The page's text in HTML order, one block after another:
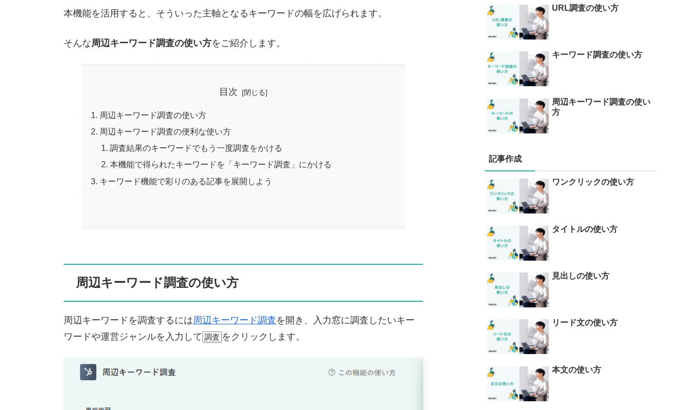
本機能を活用すると、そういった主軸となるキーワードの幅を広げられます。
そんな周辺キーワード調査の使い方をご紹介します。
目次
周辺キーワード調査の使い方
周辺キーワード調査の便利な使い方
調査結果のキーワードでもう一度調査をかける
本機能で得られたキーワードを「キーワード調査」にかける
キーワード機能で彩りのある記事を展開しよう
周辺キーワード調査の使い方
周辺キーワードを調査するには周辺キーワード調査を開き、入力窓に調査したいキー
ワードや運営ジャンルを入力して 調査 をクリックします。
URL調査の使い方
キーワード調査の使い方
周辺キーワード調査の使い
方
記事作成
ワンクリックの使い方
タイトルの使い方
見出しの使い方
リード文の使い方
本文の使い方